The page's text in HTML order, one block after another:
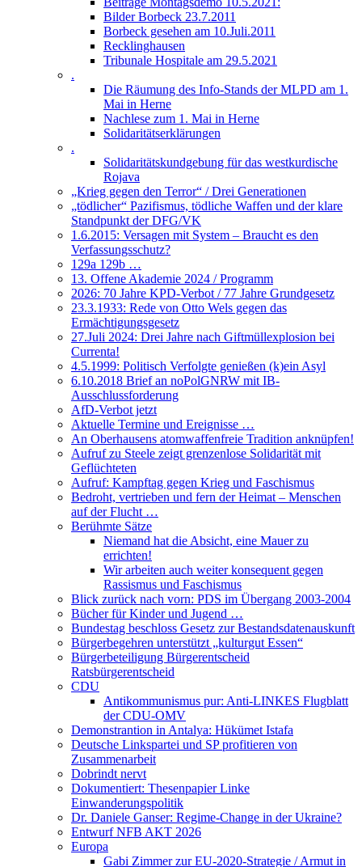
Bilder Borbeck 23.7.2011
Borbeck gesehen am 10.Juli.2011
Recklinghausen
Tribunale Hospitale am 29.5.2021
.
Die Räumung des Info-Stands der MLPD am 1.
Mai in Herne
Nachlese zum 1. Mai in Herne
Solidaritätserklärungen
.
Solidaritätskundgebung für das westkurdische
Rojava
„Krieg gegen den Terror“ / Drei Generationen
„tödlicher“ Pazifismus, tödliche Waffen und der klare
Standpunkt der DFG/VK
1.6.2015: Versagen mit System – Braucht es den
Verfassungsschutz?
129a 129b …
13. Offene Akademie 2024 / Programm
2026: 70 Jahre KPD-Verbot / 77 Jahre Grundgesetz
23.3.1933: Rede von Otto Wels gegen das
Ermächtigungsgesetz
27.Juli 2024: Drei Jahre nach Giftmüllexplosion bei
Currenta!
4.5.1999: Politisch Verfolgte genießen (k)ein Asyl
6.10.2018 Brief an noPolGNRW mit IB-
Ausschlussforderung
AfD-Verbot jetzt
Aktuelle Termine und Ereignisse …
An Oberhausens atomwaffenfreie Tradition anknüpfen!
Aufruf zu Steele zeigt grenzenlose Solidarität mit
Geflüchteten
Aufruf: Kampftag gegen Krieg und Faschismus
Bedroht, vertrieben und fern der Heimat – Menschen
auf der Flucht …
Berühmte Sätze
Niemand hat die Absicht, eine Mauer zu
errichten!
Wir arbeiten auch weiter konsequent gegen
Rassismus und Faschismus
Blick zurück nach vorn: PDS im Übergang 2003-2004
Bücher für Kinder und Jugend …
Bundestag beschloss Gesetz zur Bestandsdatenauskunft
Bürgerbegehren unterstützt „kulturgut Essen“
Bürgerbeteiligung Bürgerentscheid
Ratsbürgerentscheid
CDU
Antikommunismus pur: Anti-LINKES Flugblatt
der CDU-OMV
Demonstrantion in Antalya: Hükümet Istafa
Deutsche Linkspartei und SP profitieren von
Zusammenarbeit
Dobrindt nervt
Dokumentiert: Thesenpapier Linke
Einwanderungspolitik
Dr. Daniele Ganser: Regime-Change in der Ukraine?
Entwurf NFB AKT 2026
Europa
Gabi Zimmer zur EU-2020-Strategie / Armut in